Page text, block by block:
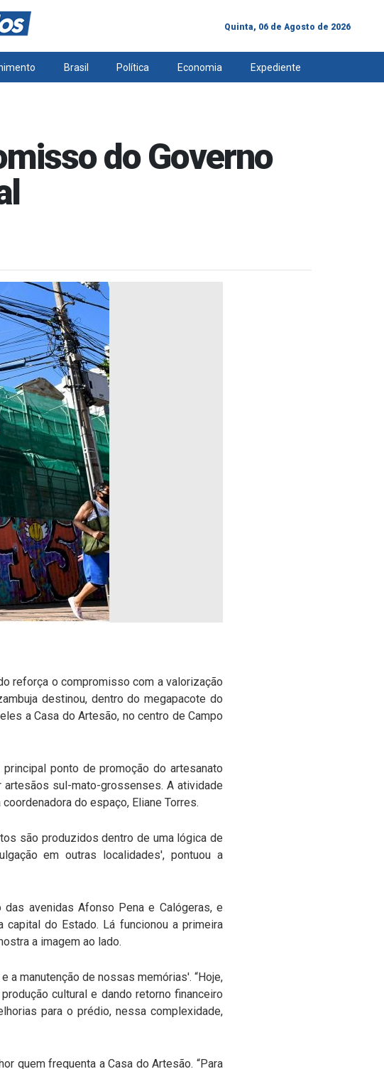
Quinta, 06 de Agosto de 2026
Brasil Política Economia Expediente
do Governo
reforça o compromisso com a valorização
destinou, dentro do megapacote do
a Casa do Artesão, no centro de Campo
ponto de promoção do artesanato
sul-mato-grossenses. A atividade
do espaço, Eliane Torres.
são produzidos dentro de uma lógica de
em outras localidades', pontuou a
avenidas Afonso Pena e Calógeras, e
do Estado. Lá funcionou a primeira
a imagem ao lado.
a manutenção de nossas memórias'. “Hoje,
cultural e dando retorno financeiro
para o prédio, nessa complexidade,
quem frequenta a Casa do Artesão. “Para